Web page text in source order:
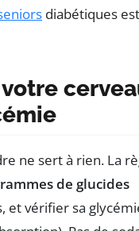
diabétiques
ne sert à rien. La
de glucides
et vérifier sa